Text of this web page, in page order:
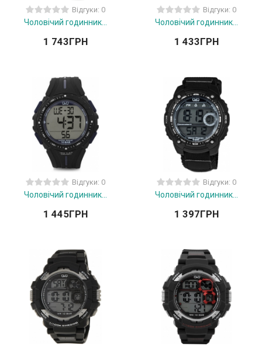
Відгуки: 0
Чоловічий годинник...
1 743ГРН
Відгуки: 0
Чоловічий годинник...
1 433ГРН
Відгуки: 0
Чоловічий годинник...
1 445ГРН
Відгуки: 0
Чоловічий годинник...
1 397ГРН